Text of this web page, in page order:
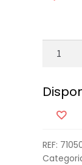
Dragão
REF: